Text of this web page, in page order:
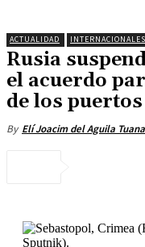
ACTUALIDAD INTERNACIONALES
Rusia
el acuerdo
de los
By Elí Joacim del Aguila